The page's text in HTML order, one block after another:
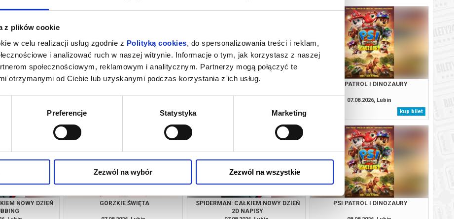
z plików cookie
w celu realizacji usług zgodnie z Polityką cookies, do spersonalizowania treści i reklam,
i analizować ruch w naszej witrynie. Informacje o tym, jak korzystasz z naszej
społecznościowym, reklamowym i analitycznym. Partnerzy mogą połączyć te
otrzymanymi od Ciebie lub uzyskanymi podczas korzystania z ich usług.
Preferencje Statystyka Marketing
Zezwól na wybór Zezwól na wszystkie
NOWY DZIEŃ
kup bilet
OJCZYZNA
kup bilet
SPIDERMAN: CAŁKIEM NOWY DZIEŃ
kup bilet
PSI PATROL I DINOZAURY
07.08.2026, Lubin
kup bilet
NOWY DZIEŃ
GORZKIE ŚWIĘTA
SPIDERMAN: CAŁKIEM NOWY DZIEŃ
2D NAPISY
PSI PATROL I DINOZAURY